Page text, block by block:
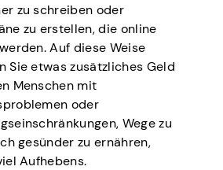
zu schreiben oder
zu erstellen, die online
Auf diese Weise
Sie etwas zusätzliches Geld
Menschen mit
oder
Wege zu
gesünder zu ernähren,
Aufhebens.